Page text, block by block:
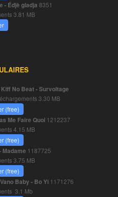
- Édjè gladja 8351
3.81 MB
No Beat - Survoltage
3.30 MB
(free)
Me Faire Quoi 1212237
4.15 MB
(free)
Madame 1187725
3.75 MB
(free)
Baby - Bo Yi 1171276
3.1 Mb